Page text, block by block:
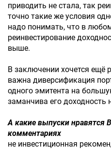
приводить не стала, так
точно такие же условия
надо понимать, что в
реинвестирование
выше.
В заключении хочется ещё
важна диверсификация
одного эмитента на
заманчива его доходность
А какие выпуски нравятся
комментариях
не инвестиционная